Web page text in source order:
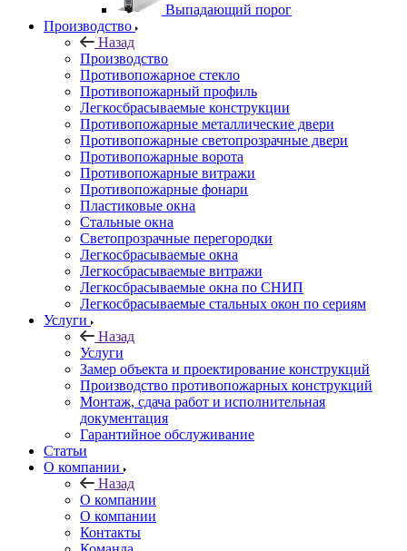
Выпадающий порог
Производство
Назад
Производство
Противопожарное стекло
Противопожарный профиль
Легкосбрасываемые конструкции
Противопожарные металлические двери
Противопожарные светопрозрачные двери
Противопожарные ворота
Противопожарные витражи
Противопожарные фонари
Пластиковые окна
Стальные окна
Светопрозрачные перегородки
Легкосбрасываемые окна
Легкосбрасываемые витражи
Легкосбрасываемые окна по СНИП
Легкосбрасываемые стальных окон по сериям
Услуги
Назад
Услуги
Замер объекта и проектирование конструкций
Производство противопожарных конструкций
Монтаж, сдача работ и исполнительная
документация
Гарантийное обслуживание
Статьи
О компании
Назад
О компании
О компании
Контакты